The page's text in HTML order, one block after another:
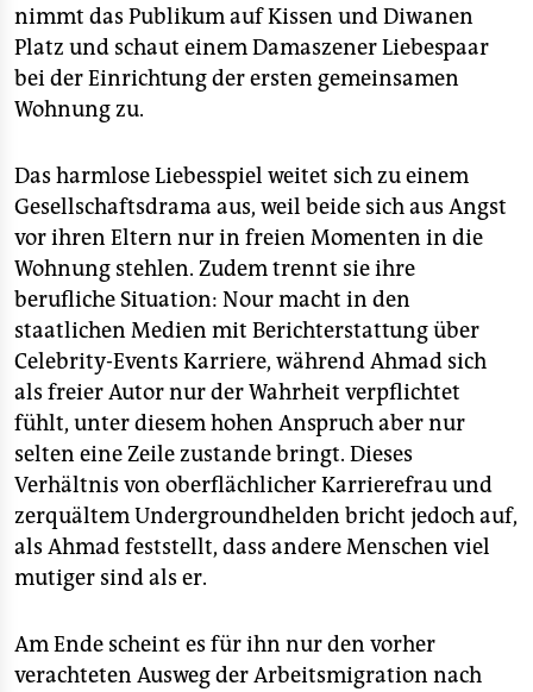
nimmt das Publikum auf Kissen und Diwanen
Platz und schaut einem Damaszener Liebespaar
bei der Einrichtung der ersten gemeinsamen
Wohnung zu.
Das harmlose Liebesspiel weitet sich zu einem
Gesellschaftsdrama aus, weil beide sich aus Angst
vor ihren Eltern nur in freien Momenten in die
Wohnung stehlen. Zudem trennt sie ihre
berufliche Situation: Nour macht in den
staatlichen Medien mit Berichterstattung über
Celebrity-Events Karriere, während Ahmad sich
als freier Autor nur der Wahrheit verpflichtet
fühlt, unter diesem hohen Anspruch aber nur
selten eine Zeile zustande bringt. Dieses
Verhältnis von oberflächlicher Karrierefrau und
zerquältem Undergroundhelden bricht jedoch auf,
als Ahmad feststellt, dass andere Menschen viel
mutiger sind als er.
Am Ende scheint es für ihn nur den vorher
verachteten Ausweg der Arbeitsmigration nach